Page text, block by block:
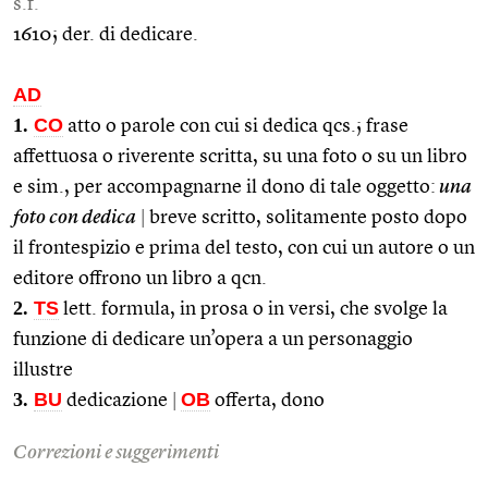
1610; der. di dedicare.
AD
1. CO atto o parole con cui si dedica qcs.; frase
affettuosa o riverente scritta, su una foto o su un libro
e sim., per accompagnarne il dono di tale oggetto: una
foto con dedica
breve scritto, solitamente posto dopo
il frontespizio e prima del testo, con cui un autore o un
editore offrono un libro a qcn.
2. TS lett. formula, in prosa o in versi, che svolge la
funzione di dedicare un’opera a un personaggio
illustre
3. BU dedicazione OB offerta, dono
Correzioni e suggerimenti